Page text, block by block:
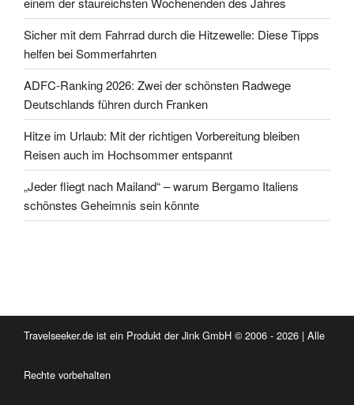
Sicher mit dem Fahrrad durch die Hitzewelle: Diese Tipps
helfen bei Sommerfahrten
ADFC-Ranking 2026: Zwei der schönsten Radwege
Deutschlands führen durch Franken
Hitze im Urlaub: Mit der richtigen Vorbereitung bleiben
Reisen auch im Hochsommer entspannt
„Jeder fliegt nach Mailand“ – warum Bergamo Italiens
schönstes Geheimnis sein könnte
Travelseeker.de ist ein Produkt der Jink GmbH © 2006 - 2026 | Alle
Rechte vorbehalten